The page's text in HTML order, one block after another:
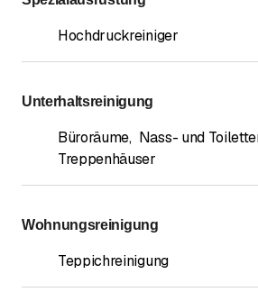
Hochdruckreiniger
Unterhaltsreinigung
Büroräume, Nass- und
Treppenhäuser
Wohnungsreinigung
Teppichreinigung